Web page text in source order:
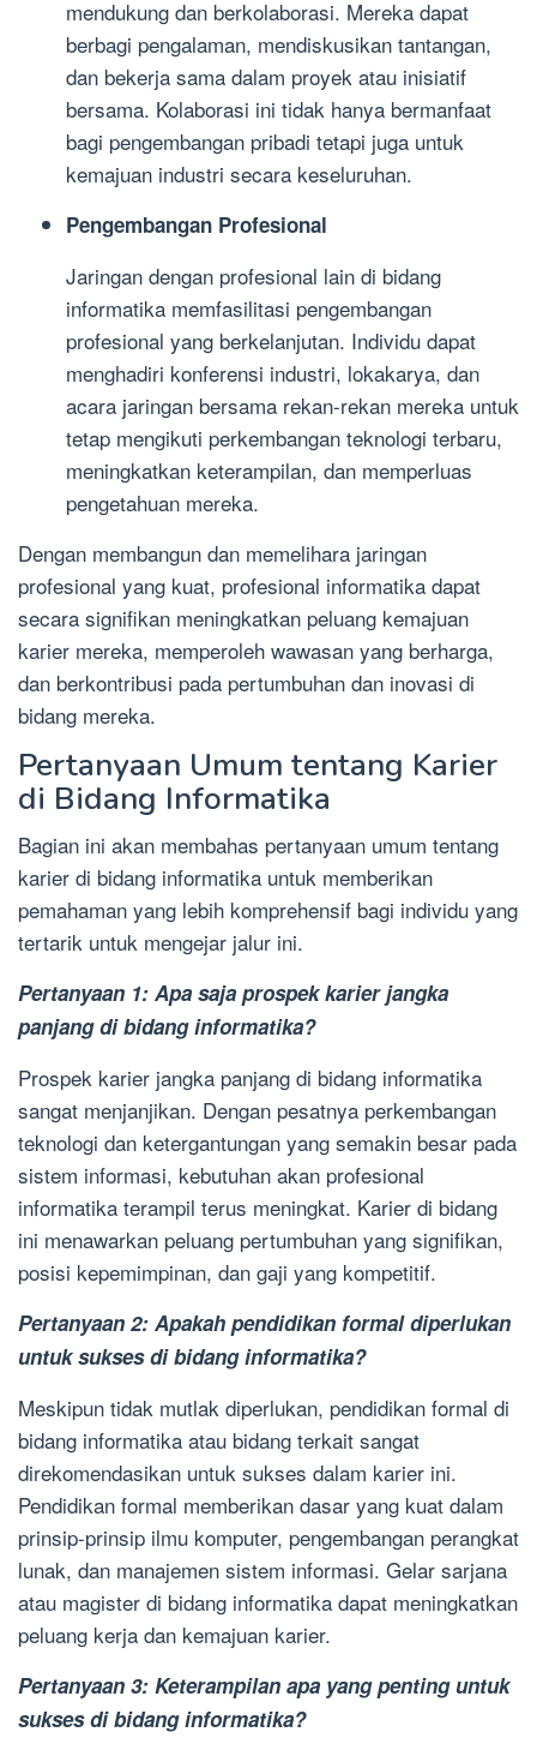
mendukung dan berkolaborasi. Mereka dapat
berbagi pengalaman, mendiskusikan tantangan,
dan bekerja sama dalam proyek atau inisiatif
bersama. Kolaborasi ini tidak hanya bermanfaat
bagi pengembangan pribadi tetapi juga untuk
kemajuan industri secara keseluruhan.
Pengembangan Profesional
Jaringan dengan profesional lain di bidang
informatika memfasilitasi pengembangan
profesional yang berkelanjutan. Individu dapat
menghadiri konferensi industri, lokakarya, dan
acara jaringan bersama rekan-rekan mereka untuk
tetap mengikuti perkembangan teknologi terbaru,
meningkatkan keterampilan, dan memperluas
pengetahuan mereka.
Dengan membangun dan memelihara jaringan
profesional yang kuat, profesional informatika dapat
secara signifikan meningkatkan peluang kemajuan
karier mereka, memperoleh wawasan yang berharga,
dan berkontribusi pada pertumbuhan dan inovasi di
bidang mereka.
Pertanyaan Umum tentang Karier
di Bidang Informatika
Bagian ini akan membahas pertanyaan umum tentang
karier di bidang informatika untuk memberikan
pemahaman yang lebih komprehensif bagi individu yang
tertarik untuk mengejar jalur ini.
Pertanyaan 1: Apa saja prospek karier jangka
panjang di bidang informatika?
Prospek karier jangka panjang di bidang informatika
sangat menjanjikan. Dengan pesatnya perkembangan
teknologi dan ketergantungan yang semakin besar pada
sistem informasi, kebutuhan akan profesional
informatika terampil terus meningkat. Karier di bidang
ini menawarkan peluang pertumbuhan yang signifikan,
posisi kepemimpinan, dan gaji yang kompetitif.
Pertanyaan 2: Apakah pendidikan formal diperlukan
untuk sukses di bidang informatika?
Meskipun tidak mutlak diperlukan, pendidikan formal di
bidang informatika atau bidang terkait sangat
direkomendasikan untuk sukses dalam karier ini.
Pendidikan formal memberikan dasar yang kuat dalam
prinsip-prinsip ilmu komputer, pengembangan perangkat
lunak, dan manajemen sistem informasi. Gelar sarjana
atau magister di bidang informatika dapat meningkatkan
peluang kerja dan kemajuan karier.
Pertanyaan 3: Keterampilan apa yang penting untuk
sukses di bidang informatika?